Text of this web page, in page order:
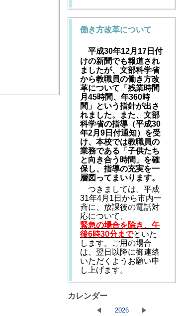
働き方改革について
平成30年12月17 日付
けの新聞でも報道され
ましたが、文部科学省
から教職員の働き方改
革について「残業時間
月 45時間、年360時
間」という指針が出さ
れました。また、文部
科学省の指導（平成30
年2月 9 日付通知）を受
け、本校では教職員の
業務である「子供たち
と向き合う時間」を確
保し、指導の充実を一
層図ってまいります。
つきましては、平成
31年4月 1 日から市内一
斉に、放課後の電話対
応について、
緊急の場合を除き、午
後6時30分までといた
します。ご用の場合
は、翌日以降に御連絡
いただくようお願い申
し上げます。
カレンダー
2026